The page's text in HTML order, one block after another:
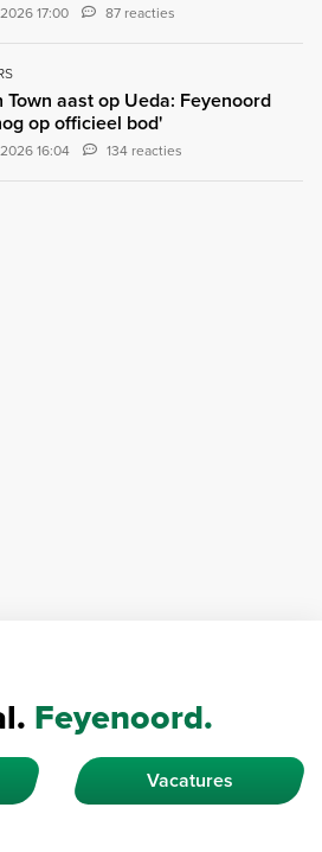
17:00 87 reacties
Town aast op Ueda: Feyenoord
op officieel bod'
16:04 134 reacties
Feyenoord.
Vacatures